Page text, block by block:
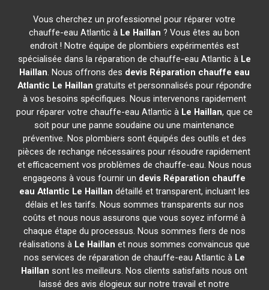
Vous cherchez un professionnel pour réparer votre
chauffe-eau Atlantic à Le Haillan ? Vous êtes au bon
endroit ! Notre équipe de plombiers expérimentés est
spécialisée dans la réparation de chauffe-eau Atlantic à Le
Haillan. Nous offrons des devis Réparation chauffe eau
Atlantic Le Haillan gratuits et personnalisés pour répondre
à vos besoins spécifiques. Nous intervenons rapidement
pour réparer votre chauffe-eau Atlantic à Le Haillan, que ce
soit pour une panne soudaine ou une maintenance
préventive. Nos plombiers sont équipés des outils et des
pièces de rechange nécessaires pour résoudre rapidement
et efficacement vos problèmes de chauffe-eau. Nous nous
engageons à vous fournir un devis Réparation chauffe
eau Atlantic Le Haillan détaillé et transparent, incluant les
délais et les tarifs. Nous sommes transparents sur nos
coûts et nous nous assurons que vous soyez informé à
chaque étape du processus. Nous sommes fiers de nos
réalisations à Le Haillan et nous sommes convaincus que
nos services de réparation de chauffe-eau Atlantic à Le
Haillan sont les meilleurs. Nos clients satisfaits nous ont
laissé des avis élogieux sur notre travail et notre